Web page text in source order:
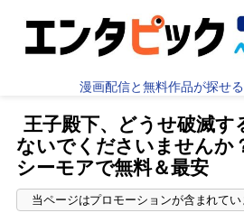
漫画配信と無料作品が探せ
王子殿下、どうせ破滅す
ないでくださいませんか
シーモアで無料＆最安